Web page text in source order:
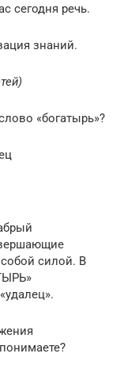
сегодня речь.
знаний.
«богатырь»?
силой. В